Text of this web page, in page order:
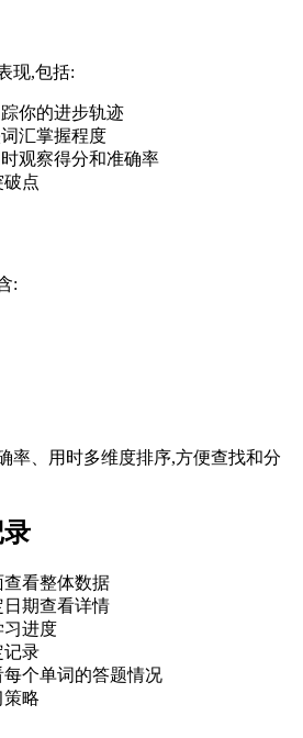
现,包括:
你的进步轨迹
汇掌握程度
观察得分和准确率
破点
:
率、用时多维度排序,方便查找和分
看整体数据
期查看详情
习进度
记录
个单词的答题情况
策略